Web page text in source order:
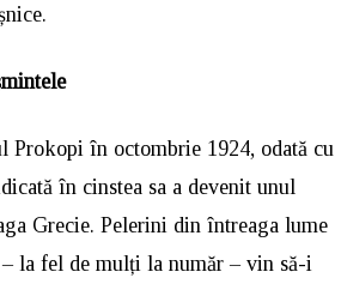
Prokopi în octombrie 1924, odată cu
în cinstea sa a devenit unul
Grecie. Pelerini din întreaga lume
la fel de mulți la număr – vin să-i